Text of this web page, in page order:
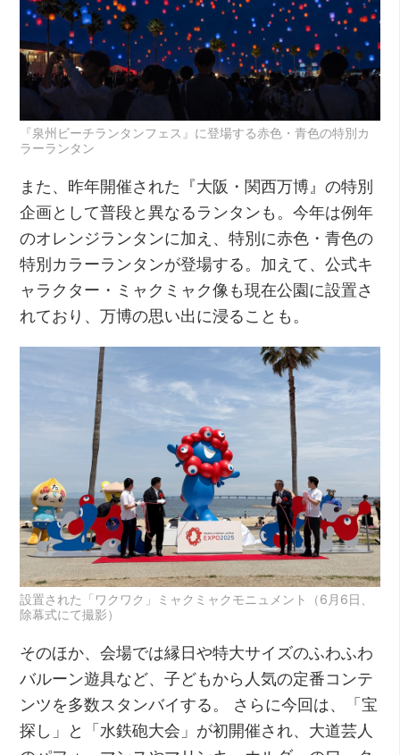
『泉州ビーチランタンフェス』に登場する赤色・青色の特別カ
ラーランタン
また、昨年開催された『大阪・関西万博』の特別
企画として普段と異なるランタンも。今年は例年
のオレンジランタンに加え、特別に赤色・青色の
特別カラーランタンが登場する。加えて、公式キ
ャラクター・ミャクミャク像も現在公園に設置さ
れており、万博の思い出に浸ることも。
設置された「ワクワク」ミャクミャクモニュメント（6月6日、
除幕式にて撮影）
そのほか、会場では縁日や特大サイズのふわふわ
バルーン遊具など、子どもから人気の定番コンテ
ンツを多数スタンバイする。 さらに今回は、「宝
探し」と「水鉄砲大会」が初開催され、大道芸人